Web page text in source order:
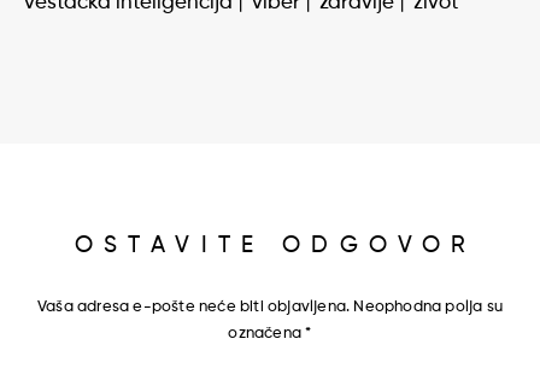
OSTAVITE ODGOVOR
Vaša adresa e-pošte neće biti objavljena. Neophodna polja su
označena*